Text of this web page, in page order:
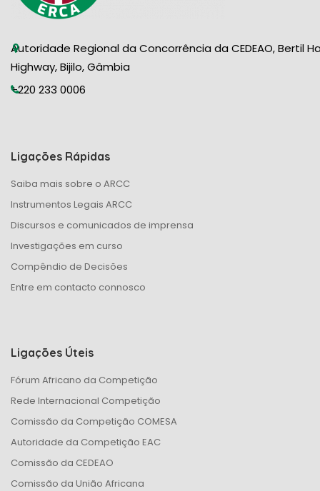
Autoridade Regional da Concorrência da CEDEAO, Bertil
Highway, Bijilo, Gâmbia
+220 233 0006
Ligações Rápidas
Saiba mais sobre o ARCC
Instrumentos Legais ARCC
Discursos e comunicados de imprensa
Investigações em curso
Compêndio de Decisões
Entre em contacto connosco
Ligações Úteis
Fórum Africano da Competição
Rede Internacional Competição
Comissão da Competição COMESA
Autoridade da Competição EAC
Comissão da CEDEAO
Comissão da União Africana